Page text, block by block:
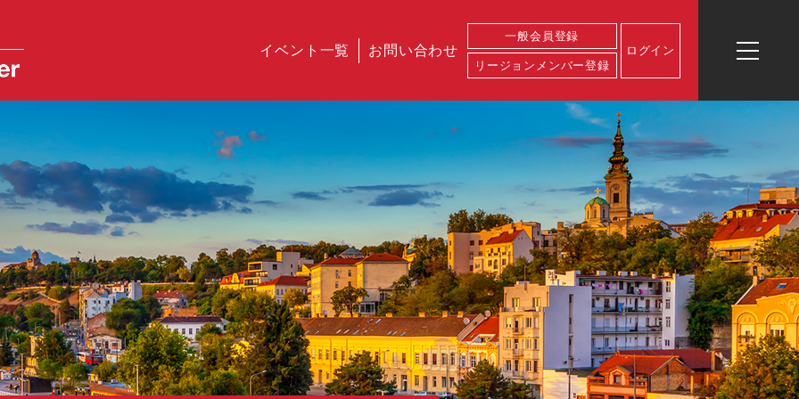
イベント一覧 お問い合わせ
一般会員登録
リージョンメンバー登録
ログイン
ログイン
一般会員登
録
リージョン
メンバー登
イベント一
覧
お問い合わ
せ
運営会社概
要
業務内容
代表プロフ
ィール